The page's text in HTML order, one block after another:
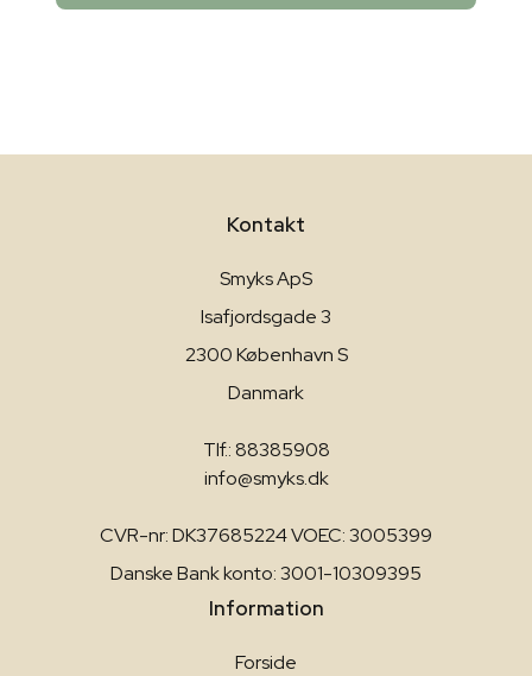
Kontakt
Smyks ApS
Isafjordsgade 3
2300 København S
Danmark
Tlf.: 88385908
info@smyks.dk
CVR-nr: DK37685224 VOEC: 3005399
Danske Bank konto: 3001-10309395
Information
Forside